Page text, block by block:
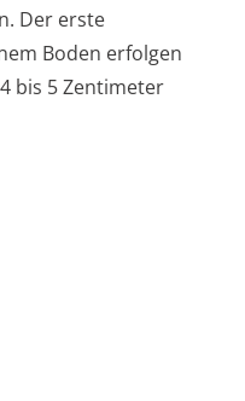
Der erste
Boden erfolgen
bis 5 Zentimeter